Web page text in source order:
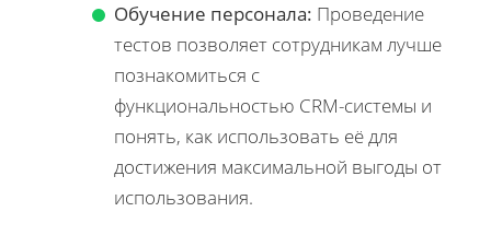
Обучение персонала: Проведение
тестов позволяет сотрудникам лучше
познакомиться с
функциональностью CRM-системы и
понять, как использовать её для
достижения максимальной выгоды от
использования.